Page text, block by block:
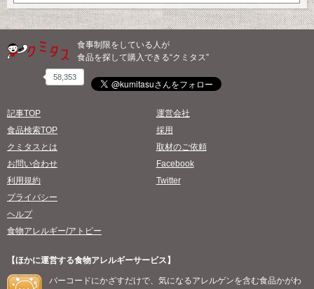
食事制限をしている人が
食品を探して購入できる“クミタス”
58,353
記事TOP
食品検索TOP
クミタスとは
お問い合わせ
利用規約
プライバシー
ヘルプ
食物アレルギー/アトピー
運営会社
採用
取材のご依頼
Facebook
Twitter
【ほかに運営する食物アレルギーサービス】
バーコードにかざすだけで、気になるアレルゲンを含む食品かがわ